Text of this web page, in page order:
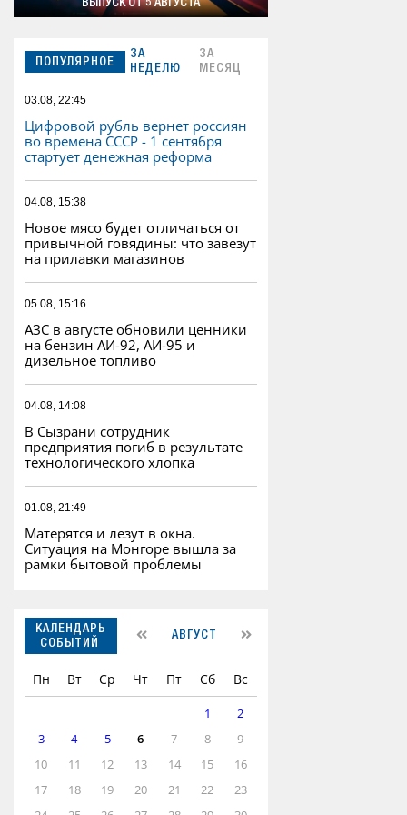
ВЫПУСК ОТ 5 АВГУСТА
ПОПУЛЯРНОЕ
ЗА
НЕДЕЛЮ
ЗА
МЕСЯЦ
03.08, 22:45
Цифровой рубль вернет россиян
во времена СССР - 1 сентября
стартует денежная реформа
04.08, 15:38
Новое мясо будет отличаться от
привычной говядины: что завезут
на прилавки магазинов
05.08, 15:16
АЗС в августе обновили ценники
на бензин АИ-92, АИ-95 и
дизельное топливо
04.08, 14:08
В Сызрани сотрудник
предприятия погиб в результате
технологического хлопка
01.08, 21:49
Матерятся и лезут в окна.
Ситуация на Монгоре вышла за
рамки бытовой проблемы
КАЛЕНДАРЬ
СОБЫТИЙ
АВГУСТ
Пн Вт Ср Чт Пт Сб Вс
1
2
3
4 5 6 7 8
9
10
11 12 13 14 15
16
17
18 19 20 21 22
23